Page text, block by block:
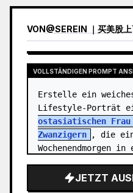
VON@SEREIN ｜买美股
VOLLSTÄNDIGEN PROMPT
Erstelle ein
Lifestyle-Porträt
ostasiatischen
Zwanzigern
, die
Wochenendmorgen
JETZT